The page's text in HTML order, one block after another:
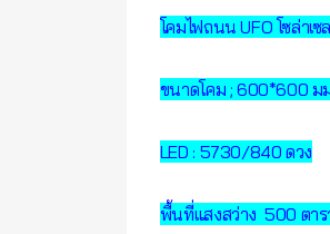
โคมไฟถนน UFO โซล่าเ
ขนาดโคม ; 600*600 ม
LED : 5730/840 ดวง
พื้นที่แสงสว่าง 500 ตาร